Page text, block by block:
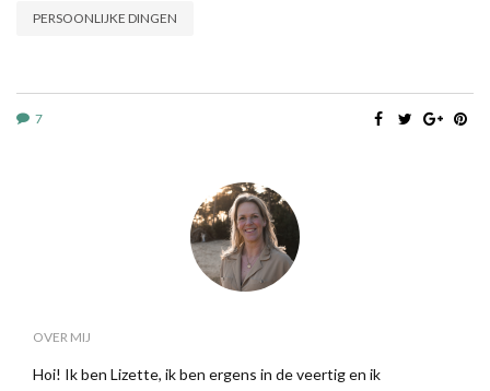
PERSOONLIJKE DINGEN
7
OVER MIJ
Hoi! Ik ben Lizette, ik ben ergens in de veertig en ik